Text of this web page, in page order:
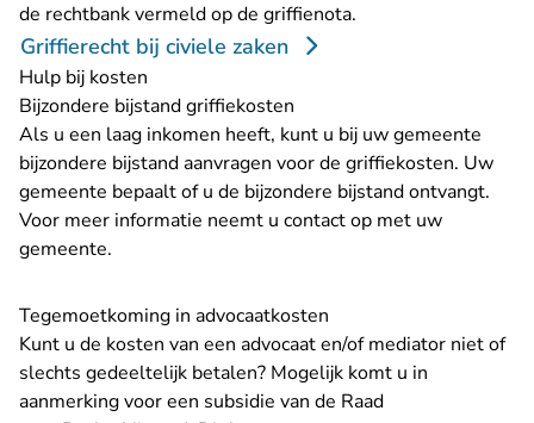
de rechtbank vermeld op de griffienota.
Griffierecht bij civiele zaken
Hulp bij kosten
Bijzondere bijstand griffiekosten
Als u een laag inkomen heeft, kunt u bij uw gemeente
bijzondere bijstand aanvragen voor de griffiekosten. Uw
gemeente bepaalt of u de bijzondere bijstand ontvangt.
Voor meer informatie neemt u contact op met uw
gemeente.
Tegemoetkoming in advocaatkosten
Kunt u de kosten van een advocaat en/of mediator niet of
slechts gedeeltelijk betalen? Mogelijk komt u in
aanmerking voor een subsidie van de Raad